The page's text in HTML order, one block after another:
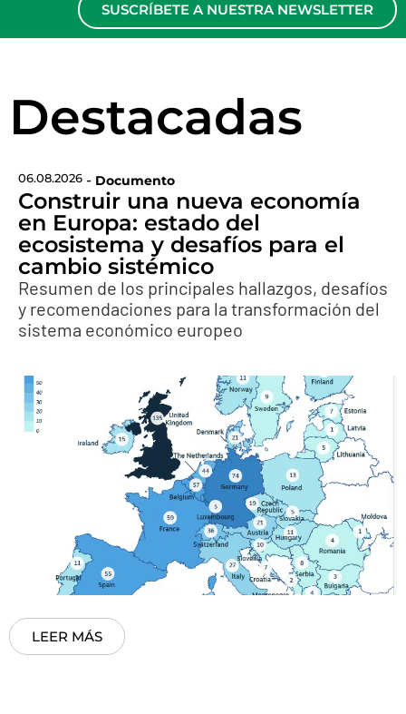
SUSCRÍBETE A NUESTRA NEWSLETTER
Destacadas
06.08.2026 - Documento
Construir una nueva economía
en Europa: estado del
ecosistema y desafíos para el
cambio sistémico
Resumen de los principales hallazgos, desafíos
y recomendaciones para la transformación del
sistema económico europeo
LEER MÁS